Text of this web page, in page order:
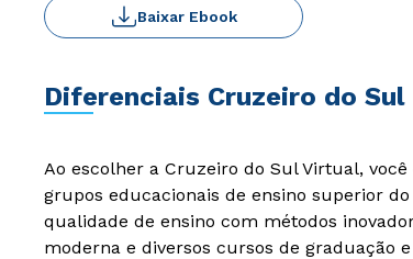
Baixar Ebook
Diferenciais Cruzeiro do Sul
Ao escolher a Cruzeiro do Sul Virtual,
grupos educacionais de ensino superior
qualidade de ensino com métodos
moderna e diversos cursos de graduação